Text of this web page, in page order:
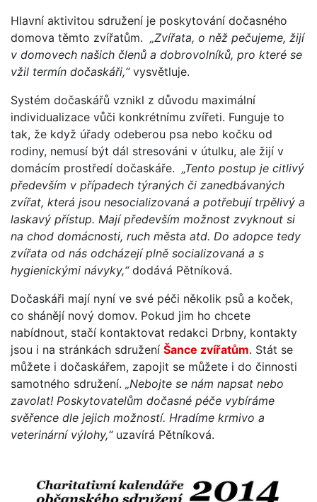
Hlavní aktivitou sdružení je poskytování dočasného
domova těmto zvířatům. „Zvířata, o něž pečujeme, žijí
v domovech našich členů a dobrovolníků, pro které se
vžil termín dočaskáři,“vysvětluje.
Systém dočaskářů vznikl z důvodu maximální
individualizace vůči konkrétnímu zvířeti. Funguje to
tak, že když úřady odeberou psa nebo kočku od
rodiny, nemusí být dál stresováni v útulku, ale žijí v
domácím prostředí dočaskáře. „Tento postup je citlivý
především v případech týraných či zanedbávaných
zvířat, která jsou nesocializovaná a potřebují trpělivý a
laskavý přístup. Mají především možnost zvyknout si
na chod domácnosti, ruch města atd. Do adopce tedy
zvířata od nás odcházejí plně socializovaná a s
hygienickými návyky,“dodává Pětníková.
Dočaskáři mají nyní ve své péči několik psů a koček,
co shánějí nový domov. Pokud jim ho chcete
nabídnout, stačí kontaktovat redakci Drbny, kontakty
jsou i na stránkách sdružení Šance zvířatům. Stát se
můžete i dočaskářem, zapojit se můžete i do činnosti
samotného sdružení. „Nebojte se nám napsat nebo
zavolat! Poskytovatelům dočasné péče vybíráme
svěřence dle jejich možností. Hradíme krmivo a
veterinární výlohy,“uzavírá Pětníková.